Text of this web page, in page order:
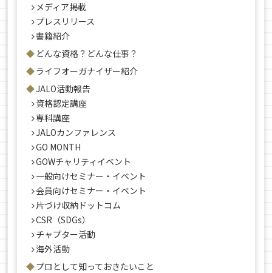
メディア掲載
プレスリリース
書籍紹介
どんな資格？どんな仕事？
ライフオーガナイザー紹介
JALO活動報告
資格認定講座
専科講座
JALOカンファレンス
GO MONTH
GOWチャリティイベント
一般向けセミナー・イベント
会員向けセミナー・イベント
片づけ収納ドットコム
CSR（SDGs）
チャプター活動
海外活動
プロとして知っておきたいこと